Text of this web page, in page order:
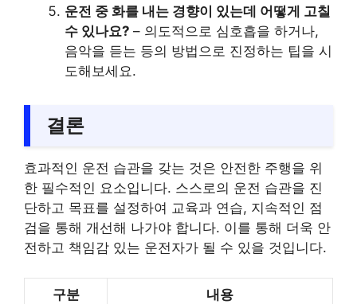
운전 중 화를 내는 경향이 있는데 어떻게 고칠
수 있나요? – 의도적으로 심호흡을 하거나,
음악을 듣는 등의 방법으로 진정하는 팁을 시
도해보세요.
결론
효과적인 운전 습관을 갖는 것은 안전한 주행을 위
한 필수적인 요소입니다. 스스로의 운전 습관을 진
단하고 목표를 설정하여 교육과 연습, 지속적인 점
검을 통해 개선해 나가야 합니다. 이를 통해 더욱 안
전하고 책임감 있는 운전자가 될 수 있을 것입니다.
구분 내용